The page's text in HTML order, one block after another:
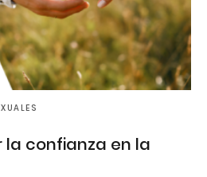
confianza en la